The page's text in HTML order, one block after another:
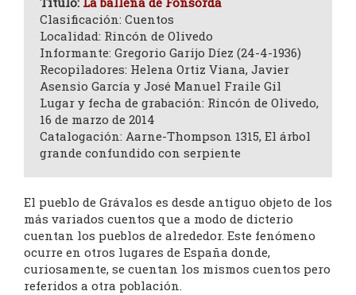
Clasificación: Cuentos
Localidad: Rincón de Olivedo
Informante: Gregorio Garijo Díez (24-4-1936)
Recopiladores: Helena Ortiz Viana, Javier
Asensio García y José Manuel Fraile Gil
Lugar y fecha de grabación: Rincón de Olivedo,
16 de marzo de 2014
Catalogación: Aarne-Thompson 1315, El árbol
grande confundido con serpiente
El pueblo de Grávalos es desde antiguo objeto de los
más variados cuentos que a modo de dicterio
cuentan los pueblos de alrededor. Este fenómeno
ocurre en otros lugares de España donde,
curiosamente, se cuentan los mismos cuentos pero
referidos a otra población.